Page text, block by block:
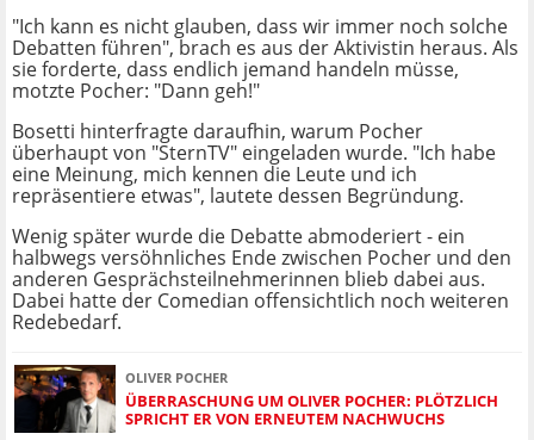
"Ich kann es nicht glauben, dass wir immer noch solche
Debatten führen", brach es aus der Aktivistin heraus. Als
sie forderte, dass endlich jemand handeln müsse,
motzte Pocher: "Dann geh!"
Bosetti hinterfragte daraufhin, warum Pocher
überhaupt von "SternTV" eingeladen wurde. "Ich habe
eine Meinung, mich kennen die Leute und ich
repräsentiere etwas", lautete dessen Begründung.
Wenig später wurde die Debatte abmoderiert - ein
halbwegs versöhnliches Ende zwischen Pocher und den
anderen Gesprächsteilnehmerinnen blieb dabei aus.
Dabei hatte der Comedian offensichtlich noch weiteren
Redebedarf.
OLIVER POCHER
ÜBERRASCHUNG UM OLIVER POCHER: PLÖTZLICH
SPRICHT ER VON ERNEUTEM NACHWUCHS